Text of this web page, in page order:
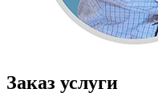
Заказ услуги